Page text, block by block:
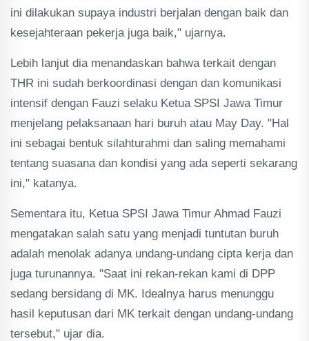
ini dilakukan supaya industri berjalan dengan baik dan
kesejahteraan pekerja juga baik," ujarnya.
Lebih lanjut dia menandaskan bahwa terkait dengan
THR ini sudah berkoordinasi dengan dan komunikasi
intensif dengan Fauzi selaku Ketua SPSI Jawa Timur
menjelang pelaksanaan hari buruh atau May Day. "Hal
ini sebagai bentuk silahturahmi dan saling memahami
tentang suasana dan kondisi yang ada seperti sekarang
ini," katanya.
Sementara itu, Ketua SPSI Jawa Timur Ahmad Fauzi
mengatakan salah satu yang menjadi tuntutan buruh
adalah menolak adanya undang-undang cipta kerja dan
juga turunannya. "Saat ini rekan-rekan kami di DPP
sedang bersidang di MK. Idealnya harus menunggu
hasil keputusan dari MK terkait dengan undang-undang
tersebut," ujar dia.